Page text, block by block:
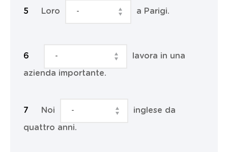
Loro a Parigi.
lavora in una
azienda importante.
Noi inglese da
quattro anni.